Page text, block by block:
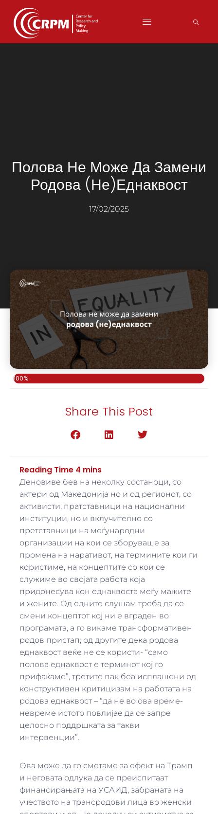
Полова Не Може Да Замени
Родова (не)еднаквост
17/02/2025
100%
Share This Post
Деновиве бев на неколку состаноци, со
актери од Македонија но и од регионот, со
активисти, пратставници на национални
институции, но и вклучително со
претставници на меѓународни
организации на кои се зборуваше за
промена на наративот, на термините кои ги
користиме, на концептите со кои се
служиме во својата работа која
придонесува кон еднаквоста меѓу мажите
и жените. Од едните слушам треба да се
смени концептот кој ни е вграден во
програмата, а го викаме трансформативен
родов пристап; од другите дека родова
еднаквост веќе не се користи- “само
полова еднаквост е терминот кој го
прифаќаме”, третите пак беа исплашени од
конструктивен критицизам на работата на
родова еднаквост – “да не во ова време-
невреме истото повлијае да се запре
целосно поддршката за такви
интервенции”.
Ова може да го сметаме за ефект на Трамп
и неговата одлука да се преиспитаат
финансирањата на УСАИД, забраната на
учеството на трансродови лица во женски